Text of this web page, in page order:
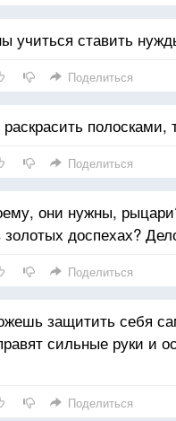
учиться ставить
Поделиться
полосками,
Поделиться
они нужны,
золотых доспехах?
Поделиться
защитить себя
сильные руки и
Поделиться